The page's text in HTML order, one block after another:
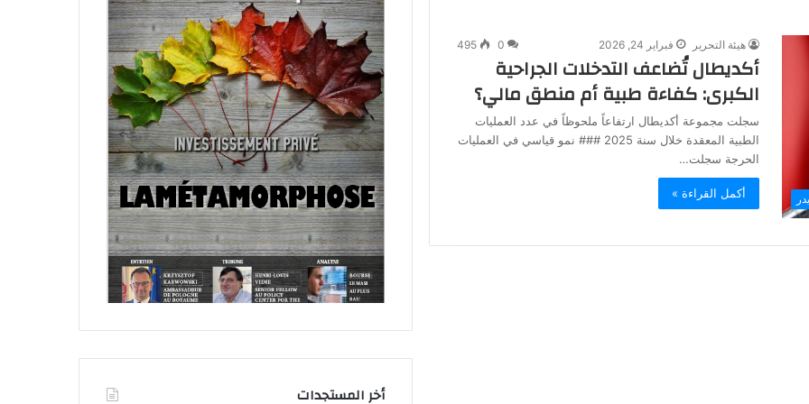
هيئة التحرير فبراير 24, 2026 0
495
أكديطال تُضاعف التدخلات الجراحية
الكبرى: كفاءة طبية أم منطق مالي؟
سجلت مجموعة أكديطال ارتفاعاً ملحوظاً في عدد العمليات
الطبية المعقدة خلال سنة 2025 ### نمو قياسي في العمليات
الحرجة سجلت…
أكمل القراءة »
أخر المستجدات